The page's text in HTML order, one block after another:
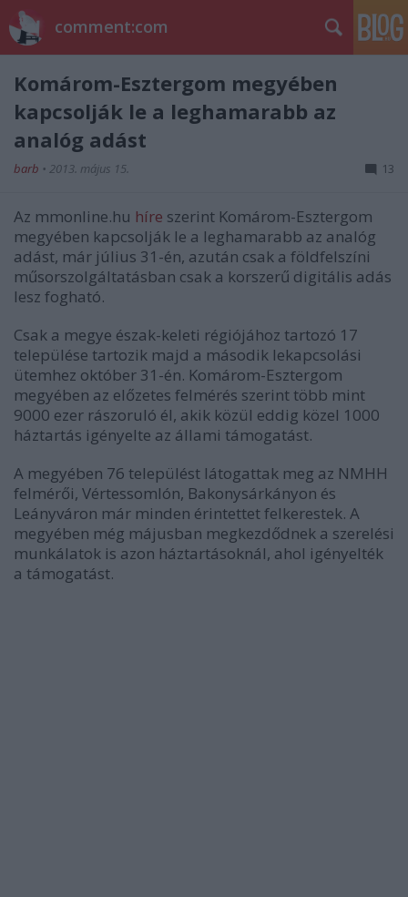
comment:com
Komárom-Esztergom megyében
kapcsolják le a leghamarabb az
analóg adást
barb • 2013. május 15. 13
Az mmonline.hu híre szerint Komárom-Esztergom
megyében kapcsolják le a leghamarabb az analóg
adást, már július 31-én, azután csak a földfelszíni
műsorszolgáltatásban csak a korszerű digitális adás
lesz fogható.
Csak a megye észak-keleti régiójához tartozó 17
települése tartozik majd a második lekapcsolási
ütemhez október 31-én. Komárom-Esztergom
megyében az előzetes felmérés szerint több mint
9000 ezer rászoruló él, akik közül eddig közel 1000
háztartás igényelte az állami támogatást.
A megyében 76 települést látogattak meg az NMHH
felmérői, Vértessomlón, Bakonysárkányon és
Leányváron már minden érintettet felkerestek. A
megyében még májusban megkezdődnek a szerelési
munkálatok is azon háztartásoknál, ahol igényelték
a támogatást.